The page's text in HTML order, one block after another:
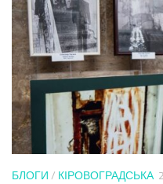
БЛОГИ / КІРОВОГРАДСЬКА